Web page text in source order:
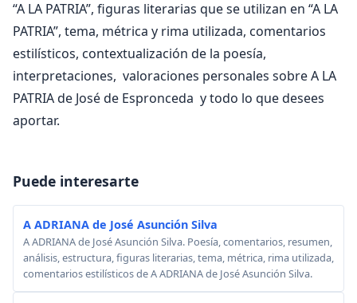
“A LA PATRIA”, figuras literarias que se utilizan en “A LA
PATRIA”, tema, métrica y rima utilizada, comentarios
estilísticos, contextualización de la poesía,
interpretaciones, valoraciones personales sobre A LA
PATRIA de José de Espronceda y todo lo que desees
aportar.
Puede interesarte
A ADRIANA de José Asunción Silva
A ADRIANA de José Asunción Silva. Poesía, comentarios, resumen,
análisis, estructura, figuras literarias, tema, métrica, rima utilizada,
comentarios estilísticos de A ADRIANA de José Asunción Silva.